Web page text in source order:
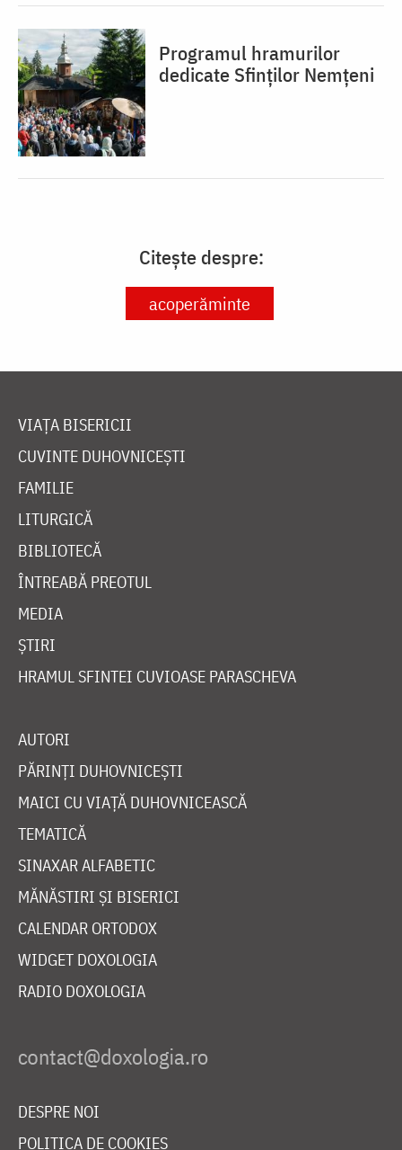
Programul hramurilor
dedicate Sfinților Nemțeni
Citește despre:
acoperăminte
VIAȚA BISERICII
CUVINTE DUHOVNICEȘTI
FAMILIE
LITURGICĂ
BIBLIOTECĂ
ÎNTREABĂ PREOTUL
MEDIA
ȘTIRI
HRAMUL SFINTEI CUVIOASE PARASCHEVA
AUTORI
PĂRINȚI DUHOVNICEȘTI
MAICI CU VIAȚĂ DUHOVNICEASCĂ
TEMATICĂ
SINAXAR ALFABETIC
MĂNĂSTIRI ȘI BISERICI
CALENDAR ORTODOX
WIDGET DOXOLOGIA
RADIO DOXOLOGIA
DESPRE NOI
POLITICA DE COOKIES